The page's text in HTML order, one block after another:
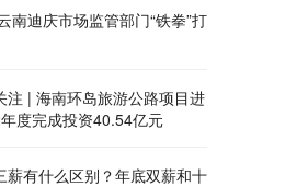
南迪庆市场监管部门“铁拳”打
注 | 海南环岛旅游公路项目进
度完成投资40.54亿元
薪有什么区别？年底双薪和十